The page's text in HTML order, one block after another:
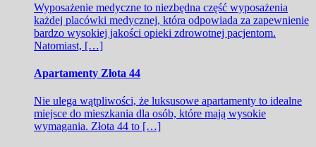
Wyposażenie medyczne to niezbędna część wyposażenia
każdej placówki medycznej, która odpowiada za zapewnienie
bardzo wysokiej jakości opieki zdrowotnej pacjentom.
Natomiast, […]
Apartamenty Złota 44
Nie ulega wątpliwości, że luksusowe apartamenty to idealne
miejsce do mieszkania dla osób, które mają wysokie
wymagania. Złota 44 to […]